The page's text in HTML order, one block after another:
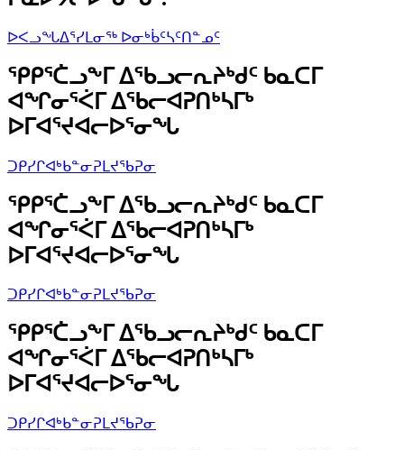
ᐅᐸᓗᖓᐃᕐᓯᒪᓂᖅ ᐅᓂᒃᑳᑦᓴᑦᑎᓐᓄᑦ
ᕿᑭᕐᑖᓗᖕᒥ ᐃᖃᓗᓕᕆᔨᒃᑯᑦ ᑲᓇᑕᒥ
ᐊᖏᓂᕐᐹᒥ ᐃᖃᓕᐊᕈᑎᒃᓴᒥᒃ
ᐅᒥᐊᕐᔪᐊᓕᐅᕐᓂᖓ
ᑐᑭᓯᒋᐊᒃᑲᓐᓂᕈᒪᔪᖃᕈᓂ
ᕿᑭᕐᑖᓗᖕᒥ ᐃᖃᓗᓕᕆᔨᒃᑯᑦ ᑲᓇᑕᒥ
ᐊᖏᓂᕐᐹᒥ ᐃᖃᓕᐊᕈᑎᒃᓴᒥᒃ
ᐅᒥᐊᕐᔪᐊᓕᐅᕐᓂᖓ
ᑐᑭᓯᒋᐊᒃᑲᓐᓂᕈᒪᔪᖃᕈᓂ
ᕿᑭᕐᑖᓗᖕᒥ ᐃᖃᓗᓕᕆᔨᒃᑯᑦ ᑲᓇᑕᒥ
ᐊᖏᓂᕐᐹᒥ ᐃᖃᓕᐊᕈᑎᒃᓴᒥᒃ
ᐅᒥᐊᕐᔪᐊᓕᐅᕐᓂᖓ
ᑐᑭᓯᒋᐊᒃᑲᓐᓂᕈᒪᔪᖃᕈᓂ